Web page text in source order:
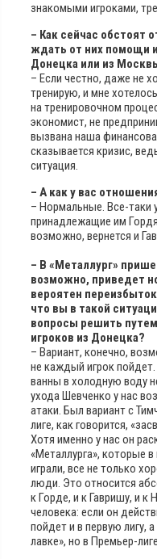
знакомыми игроками,
– Как сейчас обстоят
ждать от них помощи
Донецка или из
– Если честно, даже не
тренирую, и мне
на тренировочном
экономист, не
вызвана наша
сказывается кризис,
ситуация.
– А как у вас
– Нормальные. Все-таки
принадлежащие им
возможно, вернется и
– В «Металлург»
возможно, приведет
вероятен
что вы в такой
вопросы решить
игроков из Донецка?
– Вариант, конечно,
не каждый игрок пойдет.
ванны в холодную воду
ухода Шевченко у нас
атаки. Был вариант с
лиге, как говорится,
Хотя именно у нас он
«Металлурга», которые
играли, все не только
люди. Это относится
к Горде, и к Гавришу, и к
человека: если он
пойдет и в первую лигу,
лавке», но в Премьер-